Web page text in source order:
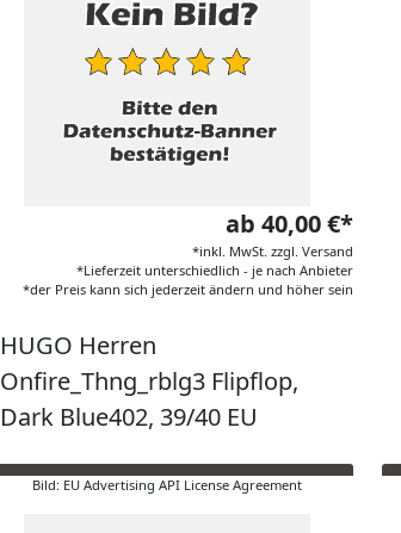
ab 40,00 €*
*inkl. MwSt. zzgl. Versand
*Lieferzeit unterschiedlich - je nach Anbieter
*der Preis kann sich jederzeit ändern und höher sein
HUGO Herren
Onfire_Thng_rblg3 Flipflop,
Dark Blue402, 39/40 EU
Bild: EU Advertising API License Agreement